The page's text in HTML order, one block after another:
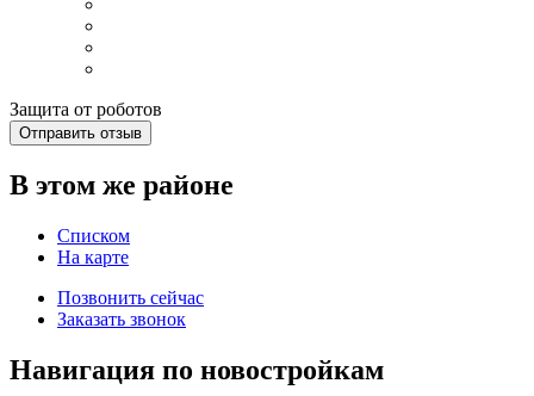
Защита от роботов
Отправить отзыв
В этом же районе
Списком
На карте
Позвонить сейчас
Заказать звонок
Навигация по новостройкам